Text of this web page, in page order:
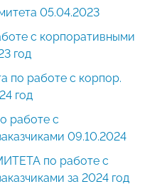
05.04.2023
с корпоративными
год
по работе с корпор.
год
работе с
09.10.2024
по работе с
за 2024 год